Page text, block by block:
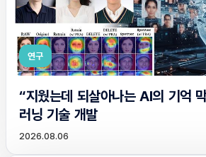
연구
“지웠는데 되살아나는 AI의 기억
러닝 기술 개발
2026.08.06